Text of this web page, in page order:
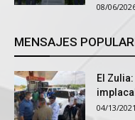
08/06/
MENSAJES
El
04/13/2021